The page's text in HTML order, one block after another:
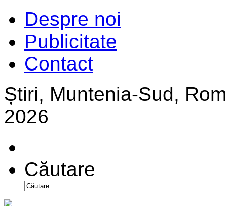
Despre noi
Publicitate
Contact
Știri, Muntenia-Sud,
2026
Căutare